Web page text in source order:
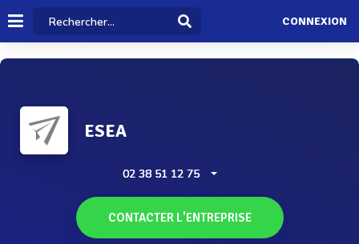
CONNEXION
ESEA
02 38 51 12 75
CONTACTER L'ENTREPRISE